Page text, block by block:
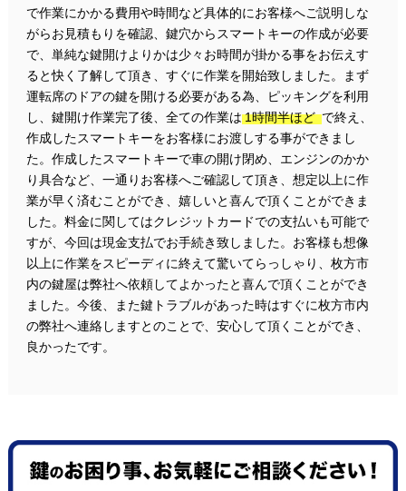
で作業にかかる費用や時間など具体的にお客様へご説明しな
がらお見積もりを確認、鍵穴からスマートキーの作成が必要
で、単純な鍵開けよりかは少々お時間が掛かる事をお伝えす
ると快く了解して頂き、すぐに作業を開始致しました。まず
運転席のドアの鍵を開ける必要がある為、ピッキングを利用
し、鍵開け作業完了後、全ての作業は 1時間半ほどで終え、
作成したスマートキーをお客様にお渡しする事ができまし
た。作成したスマートキーで車の開け閉め、エンジンのかか
り具合など、一通りお客様へご確認して頂き、想定以上に作
業が早く済むことができ、嬉しいと喜んで頂くことができま
した。料金に関してはクレジットカードでの支払いも可能で
すが、今回は現金支払でお手続き致しました。お客様も想像
以上に作業をスピーディに終えて驚いてらっしゃり、枚方市
内の鍵屋は弊社へ依頼してよかったと喜んで頂くことができ
ました。今後、また鍵トラブルがあった時はすぐに枚方市内
の弊社へ連絡しますとのことで、安心して頂くことができ、
良かったです。